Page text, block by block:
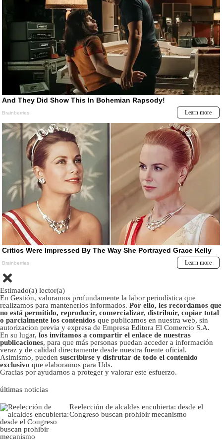
Estimado(a) lector(a)
En Gestión, valoramos profundamente la labor periodística que
realizamos para mantenerlos informados. Por ello, les recordamos que
no está permitido, reproducir, comercializar, distribuir, copiar total
o parcialmente los contenidos que publicamos en nuestra web, sin
autorizacion previa y expresa de Empresa Editora El Comercio S.A.
En su lugar, los invitamos a compartir el enlace de nuestras
publicaciones, para que más personas puedan acceder a información
veraz y de calidad directamente desde nuestra fuente oficial.
Asimismo, pueden suscribirse y disfrutar de todo el contenido
exclusivo que elaboramos para Uds.
Gracias por ayudarnos a proteger y valorar este esfuerzo.
últimas noticias
Reelección de alcaldes encubierta: desde el
Congreso buscan prohibir mecanismo